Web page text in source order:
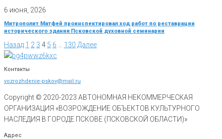
6 июня, 2026
Митрополит Матфей проинспектировал ход работ по реставрации
исторического здания Псковской духовной семинарии
Назад 1 2 3 4 5 6 130 Далее
Контакты
vozrozhdenie-pskov@mail.ru
Copyright © 2020-2023 АВТОНОМНАЯ НЕКОММЕРЧЕСКАЯ
ОРГАНИЗАЦИЯ «ВОЗРОЖДЕНИЕ ОБЪЕКТОВ КУЛЬТУРНОГО
НАСЛЕДИЯ В ГОРОДЕ ПСКОВЕ (ПСКОВСКОЙ ОБЛАСТИ)»
Адрес